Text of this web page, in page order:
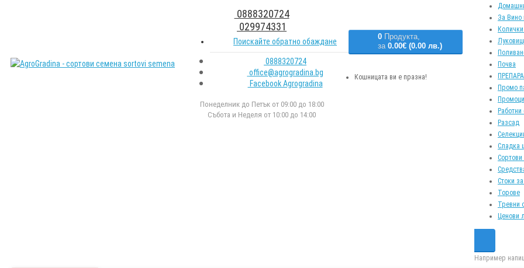
0888320724
029974331
Поискайте обратно обаждане
0888320724
office@agrogradina.bg
Facebook Agrogradina
Понеделник до Петък от 09:00 до 18:00
Събота и Неделя от 10:00 до 14:00
0 Продукта,
за 0.00€ (0.00 лв.)
Кошницата ви е празна!
За Вино
Почва
Промо
Разсад
Сладка
Стоки
Торове
Тревни
Ценови
Например